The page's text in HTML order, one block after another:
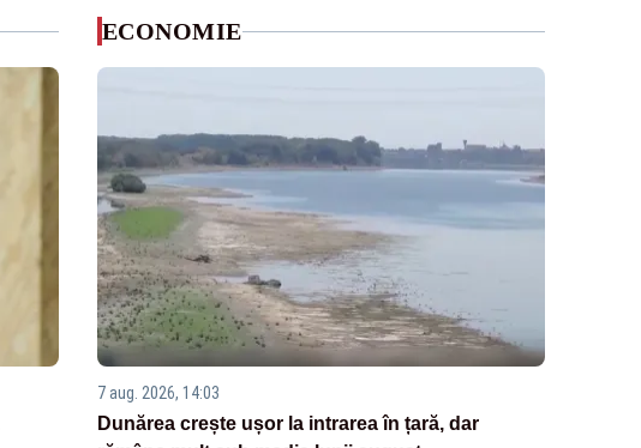
ECONOMIE
7 aug. 2026, 14:03
Dunărea crește ușor la intrarea în țară, dar